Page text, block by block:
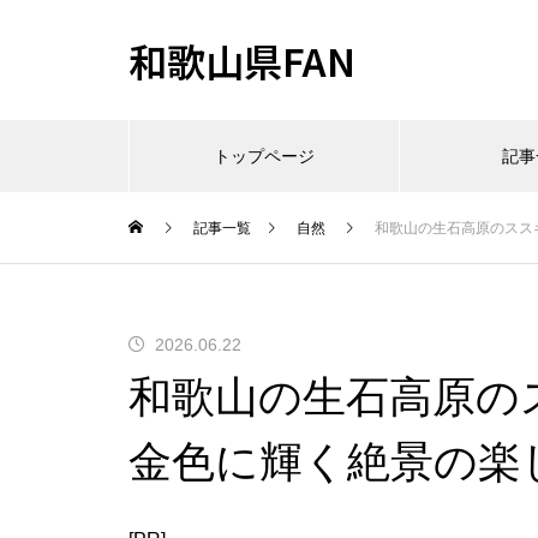
和歌山県FAN
トップページ 記
記事一覧 自然 和歌山の生石高原のス
2026.06.22
和歌山の生石高原
金色に輝く絶景の楽